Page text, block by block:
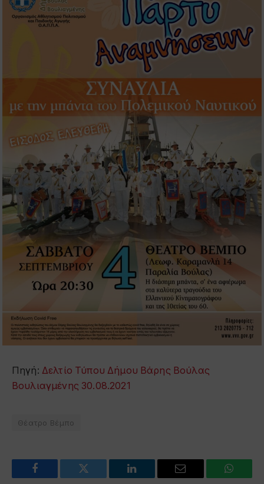
Πηγή: Δελτίο Τύπου Δήμου Βάρης Βούλας
Βουλιαγμένης 30.08.2021
Θέατρο Βέμπο
Facebook Twitter LinkedIn Email